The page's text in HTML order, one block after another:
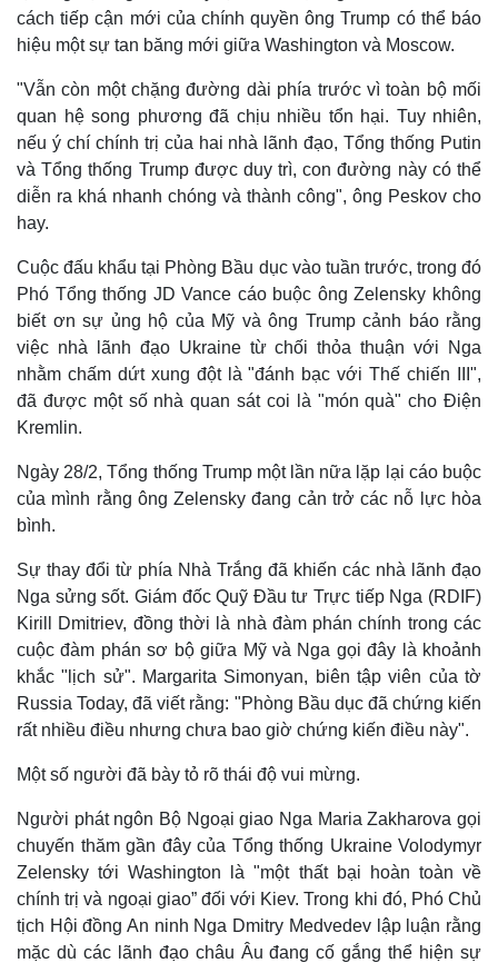
Thế giới
Quan sát
Cuộc sống đó đây
Hồ sơ
Video
Ảnh
E-Magazine
Infographic
cách tiếp cận mới của chính quyền ông Trump có thể báo
hiệu một sự tan băng mới giữa Washington và Moscow.
"Vẫn còn một chặng đường dài phía trước vì toàn bộ mối
quan hệ song phương đã chịu nhiều tổn hại. Tuy nhiên,
nếu ý chí chính trị của hai nhà lãnh đạo, Tổng thống Putin
và Tổng thống Trump được duy trì, con đường này có thể
diễn ra khá nhanh chóng và thành công", ông Peskov cho
hay.
Cuộc đấu khẩu tại Phòng Bầu dục vào tuần trước, trong đó
Phó Tổng thống JD Vance cáo buộc ông Zelensky không
biết ơn sự ủng hộ của Mỹ và ông Trump cảnh báo rằng
việc nhà lãnh đạo Ukraine từ chối thỏa thuận với Nga
nhằm chấm dứt xung đột là "đánh bạc với Thế chiến III",
đã được một số nhà quan sát coi là "món quà" cho Điện
Kremlin.
Ngày 28/2, Tổng thống Trump một lần nữa lặp lại cáo buộc
của mình rằng ông Zelensky đang cản trở các nỗ lực hòa
bình.
Sự thay đổi từ phía Nhà Trắng đã khiến các nhà lãnh đạo
Nga sửng sốt. Giám đốc Quỹ Đầu tư Trực tiếp Nga (RDIF)
Kirill Dmitriev, đồng thời là nhà đàm phán chính trong các
cuộc đàm phán sơ bộ giữa Mỹ và Nga gọi đây là khoảnh
khắc "lịch sử". Margarita Simonyan, biên tập viên của tờ
Russia Today, đã viết rằng: "Phòng Bầu dục đã chứng kiến
rất nhiều điều nhưng chưa bao giờ chứng kiến điều này".
Một số người đã bày tỏ rõ thái độ vui mừng.
Người phát ngôn Bộ Ngoại giao Nga Maria Zakharova gọi
chuyến thăm gần đây của Tổng thống Ukraine Volodymyr
Zelensky tới Washington là "một thất bại hoàn toàn về
chính trị và ngoại giao” đối với Kiev. Trong khi đó, Phó Chủ
tịch Hội đồng An ninh Nga Dmitry Medvedev lập luận rằng
mặc dù các lãnh đạo châu Âu đang cố gắng thể hiện sự